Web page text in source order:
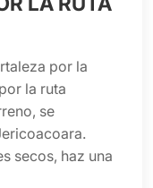
por la
la ruta
se
secos, haz una